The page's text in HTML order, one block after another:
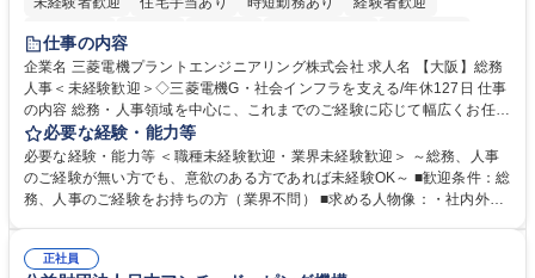
退職金あり
駅近5分以内
土日祝休み 服装自由 寮・社宅あり 食事補助あり
仕事の内容
企業名 三菱電機プラントエンジニアリング株式会社 求人名 【大阪】総務
人事＜未経験歓迎＞◇三菱電機G・社会インフラを支える/年休127日 仕事
の内容 総務・人事領域を中心に、これまでのご経験に応じて幅広くお任せ
します。 ＜具体的には＞ ・総務/人事労務（給与・社保・勤怠管理など）
・採用・教育研修 ・福利厚生運用 など ※基本的には事務所勤務ですが、
採用や教育等の業務内容により、関西圏以外への日帰り・宿泊を伴う国内
出張もございます。 ※担当業務を持ちつつ、お互いに助け合いながら、総
必要な経験・能力等
必要な経験・能力等 ＜職種未経験歓迎・業界未経験歓迎＞ ～総務、人事
のご経験が無い方でも、意欲のある方であれば未経験OK～ ■歓迎条件：総
務、人事のご経験をお持ちの方（業界不問） ■求める人物像：・社内外の
正社員